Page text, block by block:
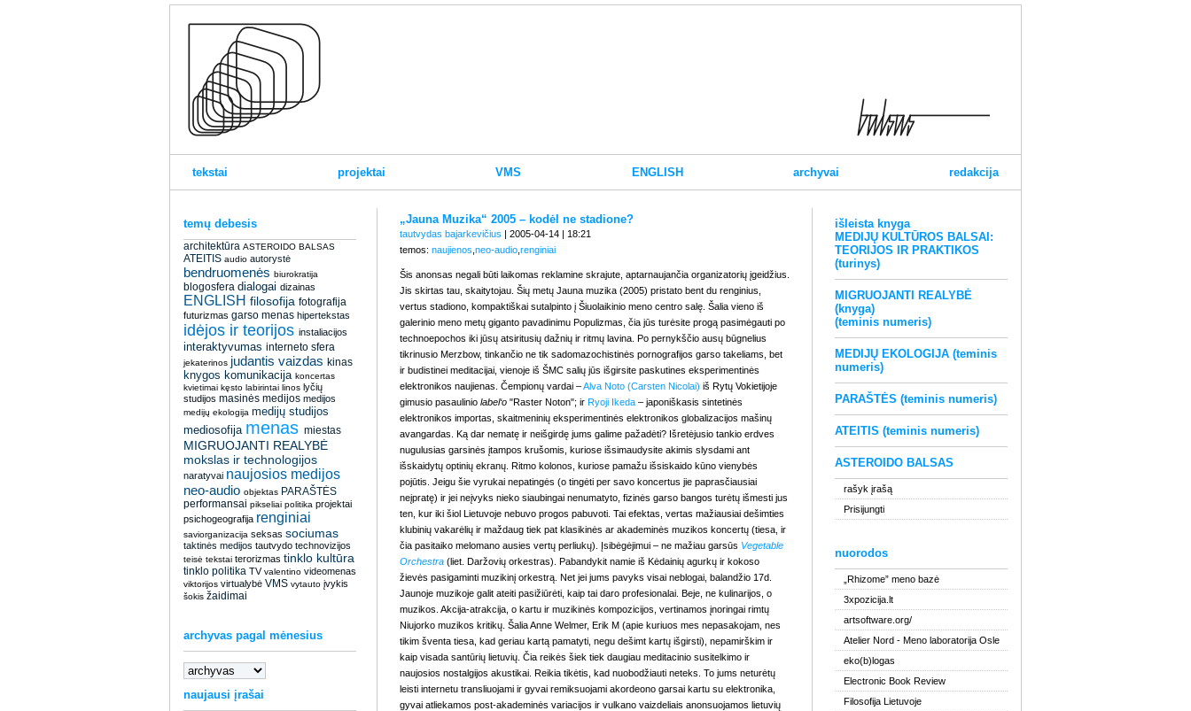
tekstai projektai VMS ENGLISH archyvai redakcija
temų debesis
architektūra ASTEROIDO BALSAS
ATEITIS audio autorystė
bendruomenės biurokratija
blogosfera dialogai dizainas
ENGLISH filosofija fotografija
futurizmas garso menas hipertekstas
idėjos ir teorijos instaliacijos
interaktyvumas interneto sfera
jekaterinos judantis vaizdas kinas
knygos komunikacija koncertas
kvietimai kęsto labirintai linos lyčių
studijos masinės medijos medijos
medijų ekologija medijų studijos
mediosofija menas miestas
MIGRUOJANTI REALYBĖ
mokslas ir technologijos
naratyvai naujosios medijos
neo-audio objektas PARAŠTĖS
performansai pikseliai politika projektai
psichogeografija renginiai
saviorganizacija seksas sociumas
taktinės medijos tautvydo technovizijos
teisė tekstai terorizmas tinklo kultūra
tinklo politika TV valentino videomenas
viktorijos virtualybė VMS vytauto įvykis
šokis žaidimai
archyvas pagal mėnesius
naujausi įrašai
išleista knyga
MEDIJŲ KULTŪROS BALSAI:
TEORIJOS IR PRAKTIKOS
(turinys)
MIGRUOJANTI REALYBĖ
(knyga)
(teminis numeris)
MEDIJŲ EKOLOGIJA (teminis
numeris)
PARAŠTĖS (teminis numeris)
ATEITIS (teminis numeris)
ASTEROIDO BALSAS
rašyk įrašą
Prisijungti
nuorodos
„Rhizome” meno bazė
3xpozicija.lt
artsoftware.org/
Atelier Nord - Meno laboratorija Osle
eko(b)logas
Electronic Book Review
Filosofija Lietuvoje
„Jauna Muzika“ 2005 – kodėl ne stadione?
tautvydas bajarkevičius | 2005-04-14 | 18:21
temos: naujienos neo-audio renginiai
Šis anonsas negali būti laikomas reklamine skrajute, aptarnaujančia organizatorių įgeidžius.
Jis skirtas tau, skaitytojau. Šių metų Jauna muzika (2005) pristato bent du renginius,
vertus stadiono, kompaktiškai sutalpinto į Šiuolaikinio meno centro salę. Šalia vieno iš
galerinio meno metų giganto pavadinimu Populizmas, čia jūs turėsite progą pasimėgauti po
technoepochos iki jūsų atsiritusių dažnių ir ritmų lavina. Po pernykščio ausų būgnelius
tikrinusio Merzbow, tinkančio ne tik sadomazochistinės pornografijos garso takeliams, bet
ir budistinei meditacijai, vienoje iš ŠMC salių jūs išgirsite paskutines eksperimentinės
elektronikos naujienas. Čempionų vardai –Alva Noto (Carsten Nicolai) iš Rytų Vokietijoje
gimusio pasaulinio label‘o "Raster Noton"; ir Ryoji Ikeda – japoniškasis sintetinės
elektronikos importas, skaitmeninių eksperimentinės elektronikos globalizacijos mašinų
avangardas. Ką dar nematę ir neišgirdę jums galime pažadėti? Išretėjusio tankio erdves
nugulusias garsinės įtampos krušomis, kuriose išsimaudysite akimis slysdami ant
išskaidytų optinių ekranų. Ritmo kolonos, kuriose pamažu išsiskaido kūno vienybės
pojūtis. Jeigu šie vyrukai nepatingės (o tingėti per savo koncertus jie paprasčiausiai
neįpratę) ir jei neįvyks nieko siaubingai nenumatyto, fizinės garso bangos turėtų išmesti jus
ten, kur iki šiol Lietuvoje nebuvo progos pabuvoti. Tai efektas, vertas mažiausiai dešimties
klubinių vakarėlių ir maždaug tiek pat klasikinės ar akademinės muzikos koncertų (tiesa, ir
čia pasitaiko melomano ausies vertų perliukų). Įsibėgėjimui – ne mažiau garsūs Vegetable
Orchestra (liet. Daržovių orkestras). Pabandykit namie iš Kėdainių agurkų ir kokoso
žievės pasigaminti muzikinį orkestrą. Net jei jums pavyks visai neblogai, balandžio 17d.
Jaunoje muzikoje galit ateiti pasižiūrėti, kaip tai daro profesionalai. Beje, ne kulinarijos, o
muzikos. Akcija-atrakcija, o kartu ir muzikinės kompozicijos, vertinamos įnoringai rimtų
Niujorko muzikos kritikų. Šalia Anne Welmer, Erik M (apie kuriuos mes nepasakojam, nes
tikim šventa tiesa, kad geriau kartą pamatyti, negu dešimt kartų išgirsti), nepamirškim ir
kaip visada santūrių lietuvių. Čia reikės šiek tiek daugiau meditacinio susitelkimo ir
naujosios nostalgijos akustikai. Reikia tikėtis, kad nuobodžiauti neteks. To jums neturėtų
leisti internetu transliuojami ir gyvai remiksuojami akordeono garsai kartu su elektronika,
gyvai atliekamos post-akademinės variacijos ir vulkano vaizdeliais anonsuojamos lietuvių